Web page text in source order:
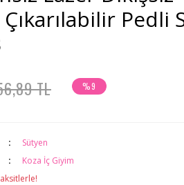
Pedli
TL %9
Sütyen
Koza İç Giyim